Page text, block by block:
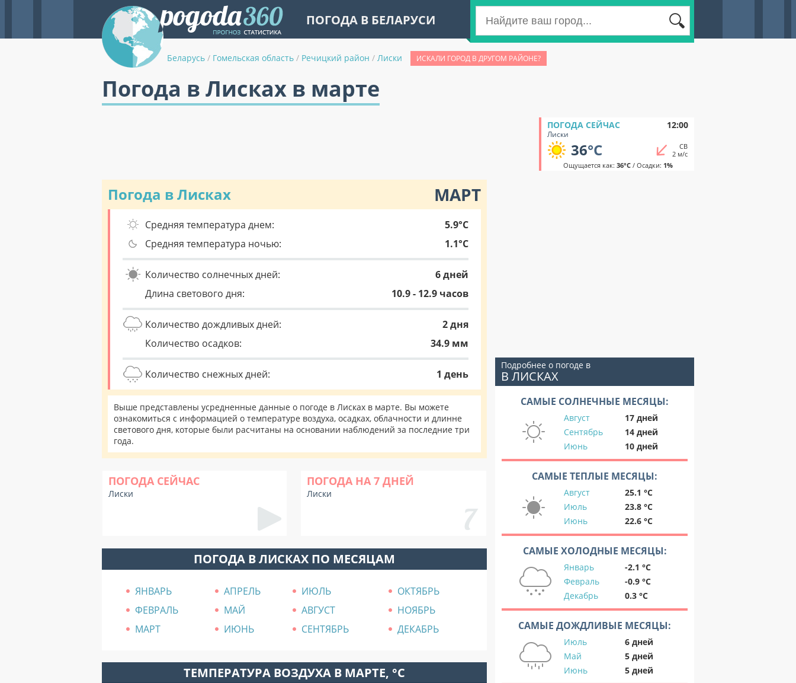
ПОГОДА В БЕЛАРУСИ
Беларусь / Гомельская область / Речицкий район / Лиски ИСКАЛИ ГОРОД В ДРУГОМ РАЙОНЕ?
Погода в Лисках в марте
ПОГОДА СЕЙЧАС 12:00
Лиски
36°C
СВ
2 м/с
Ощущается как: 36°C/ Осадки: 1%
Погода в Лисках МАРТ
Средняя температура днем:
5.9°C
Средняя температура ночью:
1.1°C
Количество солнечных дней:
6 дней
Длина светового дня:
10.9 - 12.9 часов
Количество дождливых дней:
2 дня
Количество осадков:
34.9 мм
Количество снежных дней: 1 день
Выше представлены усредненные данные о погоде в Лисках в марте. Вы можете
ознакомиться с информацией о температуре воздуха, осадках, облачности и длинне
светового дня, которые были расчитаны на основании наблюдений за последние три
года.
ПОГОДА СЕЙЧАС
Лиски
ПОГОДА НА 7 ДНЕЙ
Лиски
ПОГОДА В ЛИСКАХ ПО МЕСЯЦАМ
ЯНВАРЬ АПРЕЛЬ ИЮЛЬ
ОКТЯБРЬ
ФЕВРАЛЬ
МАЙ АВГУСТ
НОЯБРЬ
МАРТ
ИЮНЬ СЕНТЯБРЬ ДЕКАБРЬ
ТЕМПЕРАТУРА ВОЗДУХА В МАРТЕ, °C
Подробнее о погоде в
В ЛИСКАХ
САМЫЕ СОЛНЕЧНЫЕ МЕСЯЦЫ:
Август
17 дней
Сентябрь
14 дней
Июнь
10 дней
САМЫЕ ТЕПЛЫЕ МЕСЯЦЫ:
Август
25.1 °C
Июль
23.8 °C
Июнь
22.6 °C
САМЫЕ ХОЛОДНЫЕ МЕСЯЦЫ:
Январь
-2.1 °C
Февраль
-0.9 °C
Декабрь
0.3 °C
САМЫЕ ДОЖДЛИВЫЕ МЕСЯЦЫ:
Июль
6 дней
Май
5 дней
Июнь
5 дней